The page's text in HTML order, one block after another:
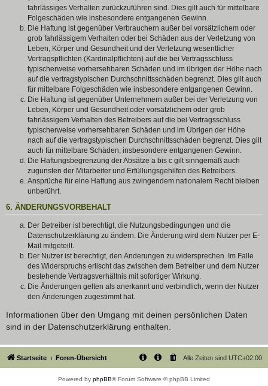
fahrlässiges Verhalten zurückzuführen sind. Dies gilt auch für mittelbare
Folgeschäden wie insbesondere entgangenen Gewinn.
Die Haftung ist gegenüber Verbrauchern außer bei vorsätzlichem oder
grob fahrlässigem Verhalten oder bei Schäden aus der Verletzung von
Leben, Körper und Gesundheit und der Verletzung wesentlicher
Vertragspflichten (Kardinalpflichten) auf die bei Vertragsschluss
typischerweise vorhersehbaren Schäden und im übrigen der Höhe nach
auf die vertragstypischen Durchschnittsschäden begrenzt. Dies gilt auch
für mittelbare Folgeschäden wie insbesondere entgangenen Gewinn.
Die Haftung ist gegenüber Unternehmern außer bei der Verletzung von
Leben, Körper und Gesundheit oder vorsätzlichem oder grob
fahrlässigem Verhalten des Betreibers auf die bei Vertragsschluss
typischerweise vorhersehbaren Schäden und im Übrigen der Höhe
nach auf die vertragstypischen Durchschnittsschäden begrenzt. Dies gilt
auch für mittelbare Schäden, insbesondere entgangenen Gewinn.
Die Haftungsbegrenzung der Absätze a bis c gilt sinngemäß auch
zugunsten der Mitarbeiter und Erfüllungsgehilfen des Betreibers.
Ansprüche für eine Haftung aus zwingendem nationalem Recht bleiben
unberührt.
6. ÄNDERUNGSVORBEHALT
Der Betreiber ist berechtigt, die Nutzungsbedingungen und die
Datenschutzerklärung zu ändern. Die Änderung wird dem Nutzer per E-
Mail mitgeteilt.
Der Nutzer ist berechtigt, den Änderungen zu widersprechen. Im Falle
des Widerspruchs erlischt das zwischen dem Betreiber und dem Nutzer
bestehende Vertragsverhältnis mit sofortiger Wirkung.
Die Änderungen gelten als anerkannt und verbindlich, wenn der Nutzer
den Änderungen zugestimmt hat.
Informationen über den Umgang mit deinen persönlichen Daten
sind in der Datenschutzerklärung enthalten.
Startseite Foren-Übersicht Alle Zeiten sind UTC+02:00
Powered by phpBB® Forum Software © phpBB Limited